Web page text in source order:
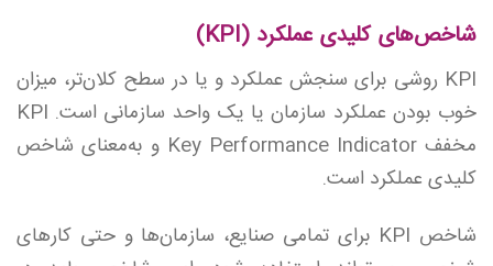
شاخص‌های کلیدی عملکرد (KPI)
KPI روشی برای سنجش عملکرد و یا در سطح کلان‌تر، میزان
خوب بودن عملکرد سازمان یا یک واحد سازمانی است. KPI
مخفف Key Performance Indicator و به‌معنای شاخص
کلیدی عملکرد است.
شاخص KPI‌ برای تمامی صنایع، سازمان‌ها و حتی کارهای